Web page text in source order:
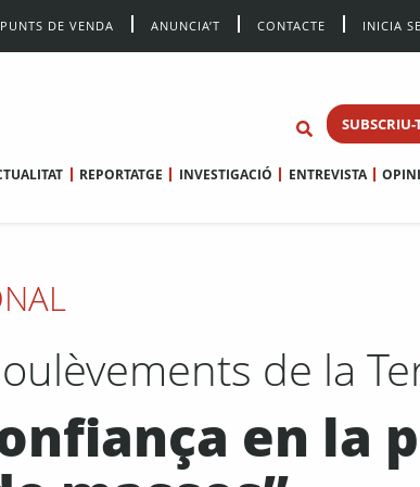
PUNTS DE VENDA ANUNCIA’T CONTACTE INICIA
REPORTATGE INVESTIGACIÓ ENTREVISTA
de la
en la